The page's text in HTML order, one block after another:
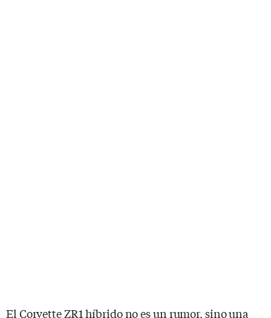
El Corvette ZR1 híbrido no es un rumor, sino una